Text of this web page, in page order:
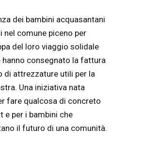
dei bambini acquasantani
nel comune piceno per
del loro viaggio solidale
hanno consegnato la fattura
di attrezzature utili per la
Una iniziativa nata
fare qualcosa di concreto
e per i bambini che
il futuro di una comunità.